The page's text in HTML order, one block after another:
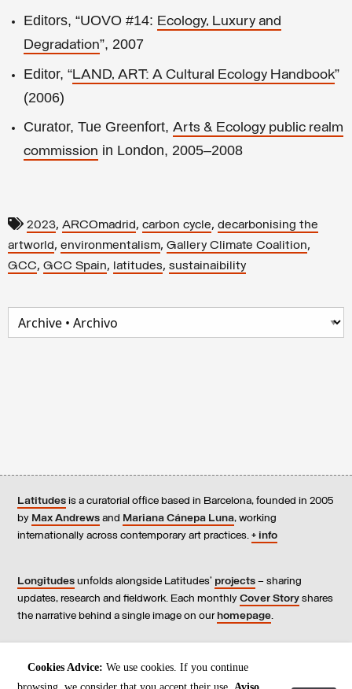
Editors, “UOVO #14: Ecology, Luxury and
Degradation”, 2007
Editor, “LAND, ART: A Cultural Ecology Handbook”
(2006)
Curator, Tue Greenfort, Arts & Ecology public realm
commission in London, 2005–2008
2023, ARCOmadrid, carbon cycle, decarbonising the
artworld, environmentalism, Gallery Climate Coalition,
GCC, GCC Spain, latitudes, sustainaibility
Latitudes is a curatorial office based in Barcelona, founded in 2005
by Max Andrews and Mariana Cánepa Luna, working
internationally across contemporary art practices. + info
Longitudes unfolds alongside Latitudes’ projects – sharing
updates, research and fieldwork. Each monthly Cover Story shares
the narrative behind a single image on our homepage.
Contact us, subscribe to our newsletters
, and read our
Cookies Advice: We use cookies. If you continue